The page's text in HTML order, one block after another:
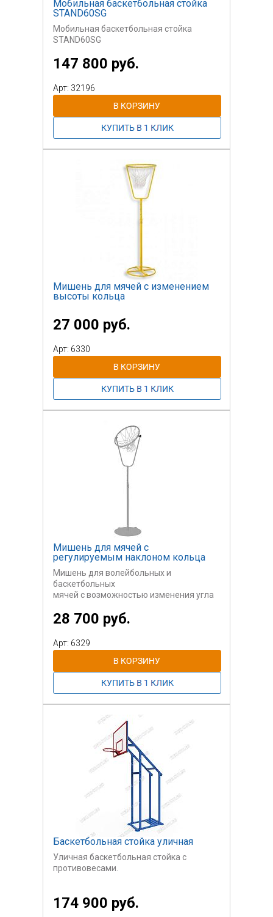
Мобильная баскетбольная стойка
STAND60SG
Мобильная баскетбольная стойка
STAND60SG
147 800 руб.
Арт: 32196
Мишень для мячей с изменением
высоты кольца
27 000 руб.
Арт: 6330
Мишень для мячей с
регулируемым наклоном кольца
Мишень для волейбольных и
баскетбольных
мячей с возможностью изменения угла
кольца и изменения высоты кольца.
28 700 руб.
Арт: 6329
Баскетбольная стойка уличная
Уличная баскетбольная стойка с
противовесами.
ламинированной фанеры, усиленное
174 900 руб.